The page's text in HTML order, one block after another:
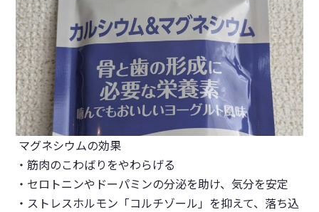
マグネシウムの効果
・筋肉のこわばりをやわらげる
・セロトニンやドーパミンの分泌を助け、気分を安定
・ストレスホルモン「コルチゾール」を抑えて、落ち込